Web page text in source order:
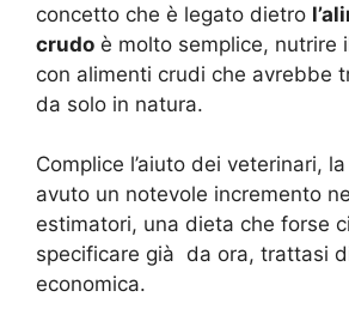
concetto che è legato dietro
crudo è molto semplice, nutrire
con alimenti crudi che avrebbe
da solo in natura.
Complice l’aiuto dei veterinari,
avuto un notevole incremento
estimatori, una dieta che forse
specificare già da ora, trattasi
economica.